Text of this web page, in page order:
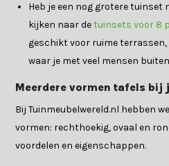
Heb je een nog grotere tuinset
kijken naar detuinsets voor 8
geschikt voor ruime terrassen,
waar je met veel mensen
Meerdere vormen tafels
Bij Tuinmeubelwereld.nl hebben
vormen: rechthoekig, ovaal en
voordelen en eigenschappen.